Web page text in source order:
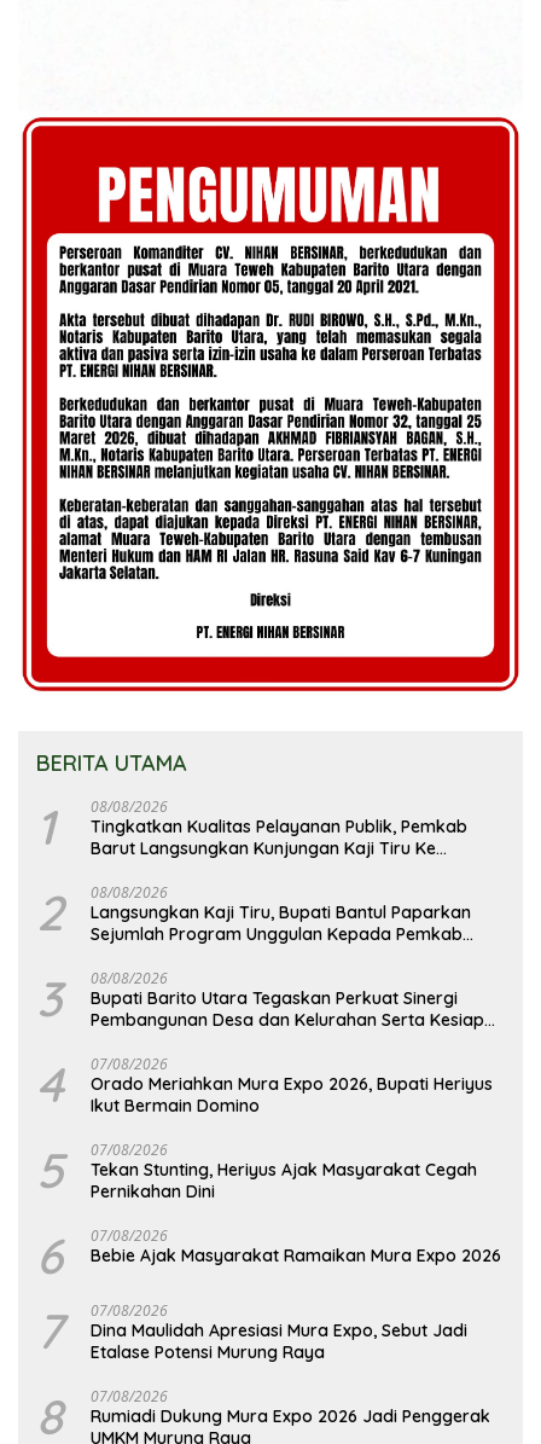
BERITA UTAMA
1 08/08/2026
Tingkatkan Kualitas Pelayanan Publik, Pemkab
Barut Langsungkan Kunjungan Kaji Tiru Ke
2 08/08/2026
Langsungkan Kaji Tiru, Bupati Bantul Paparkan
Sejumlah Program Unggulan Kepada Pemkab
3 08/08/2026
Bupati Barito Utara Tegaskan Perkuat Sinergi
Pembangunan Desa dan Kelurahan Serta Kesiapan
4 07/08/2026
Orado Meriahkan Mura Expo 2026, Bupati Heriyus
Ikut Bermain Domino
5 07/08/2026
Tekan Stunting, Heriyus Ajak Masyarakat Cegah
Pernikahan Dini
6 07/08/2026
Bebie Ajak Masyarakat Ramaikan Mura Expo 2026
7 07/08/2026
Dina Maulidah Apresiasi Mura Expo, Sebut Jadi
Etalase Potensi Murung Raya
8 07/08/2026
Rumiadi Dukung Mura Expo 2026 Jadi Penggerak
UMKM Murung Raya